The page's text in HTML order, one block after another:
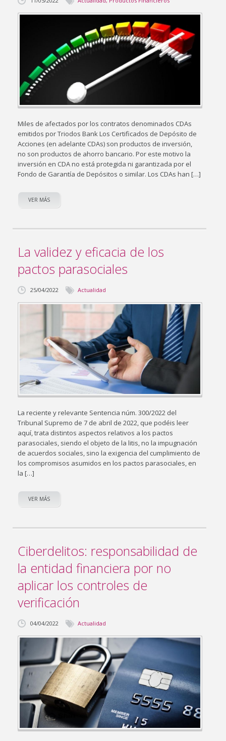
Miles de afectados por los contratos denominados CDAs
emitidos por Triodos Bank Los Certificados de Depósito de
Acciones (en adelante CDAs) son productos de inversión,
no son productos de ahorro bancario. Por este motivo la
inversión en CDA no está protegida ni garantizada por el
Fondo de Garantía de Depósitos o similar. Los CDAs han […]
VER MÁS
La validez y eficacia de los
pactos parasociales
25/04/2022 Actualidad
La reciente y relevante Sentencia núm. 300/2022 del
Tribunal Supremo de 7 de abril de 2022, que podéis leer
aquí, trata distintos aspectos relativos a los pactos
parasociales, siendo el objeto de la litis, no la impugnación
de acuerdos sociales, sino la exigencia del cumplimiento de
los compromisos asumidos en los pactos parasociales, en
la […]
VER MÁS
Ciberdelitos: responsabilidad de
la entidad financiera por no
aplicar los controles de
verificación
04/04/2022 Actualidad